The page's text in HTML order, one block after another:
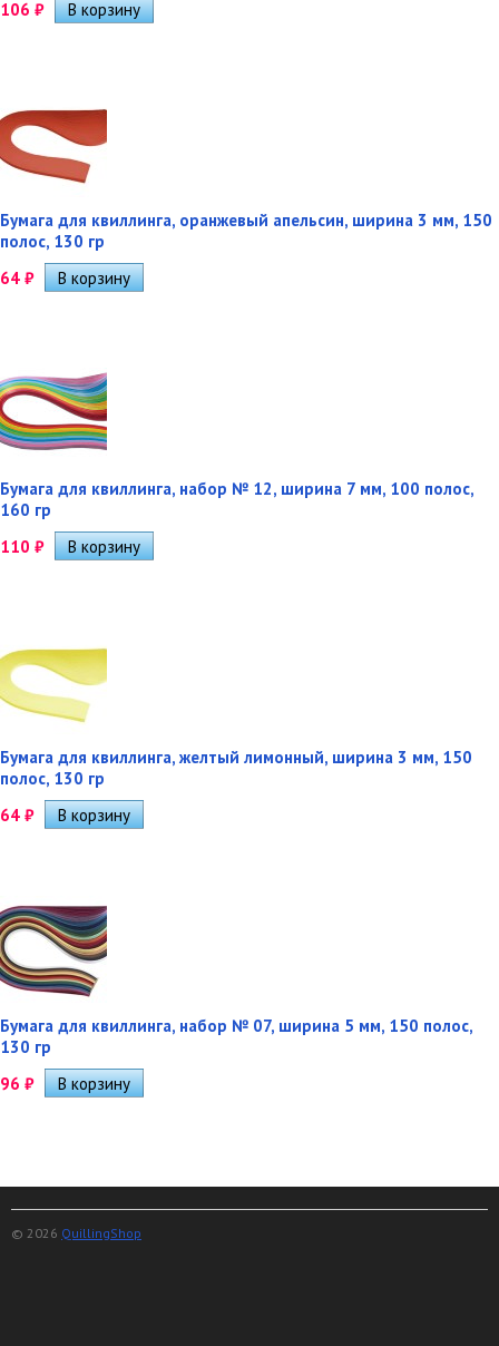
106 ₽
Бумага для квиллинга, оранжевый апельсин, ширина 3 мм, 150
полос, 130 гр
64 ₽
Бумага для квиллинга, набор № 12, ширина 7 мм, 100 полос,
160 гр
110 ₽
Бумага для квиллинга, желтый лимонный, ширина 3 мм, 150
полос, 130 гр
64 ₽
Бумага для квиллинга, набор № 07, ширина 5 мм, 150 полос,
130 гр
96 ₽
© 2026 QuillingShop